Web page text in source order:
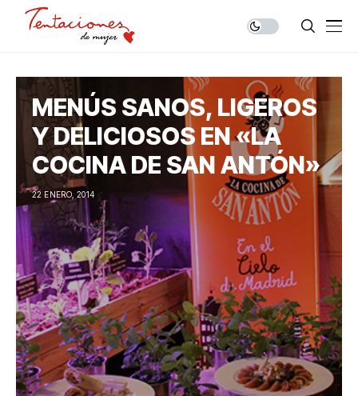
MENÚS SANOS, LIGEROS
Y DELICIOSOS EN «LA
COCINA DE SAN ANTÓN»
22 ENERO, 2014